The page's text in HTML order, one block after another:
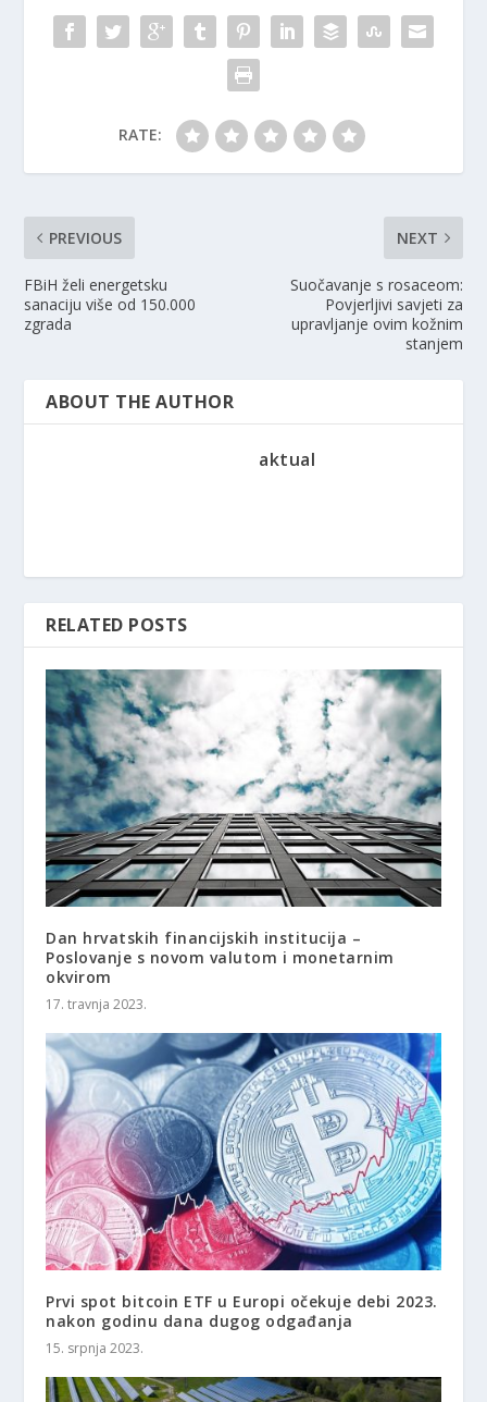
RATE:
PREVIOUS
FBiH želi energetsku
sanaciju više od 150.000
zgrada
NEXT
Suočavanje s rosaceom:
Povjerljivi savjeti za
upravljanje ovim kožnim
stanjem
ABOUT THE AUTHOR
aktual
RELATED POSTS
Dan hrvatskih financijskih institucija –
Poslovanje s novom valutom i monetarnim
okvirom
17. travnja 2023.
Prvi spot bitcoin ETF u Europi očekuje debi 2023.
nakon godinu dana dugog odgađanja
15. srpnja 2023.